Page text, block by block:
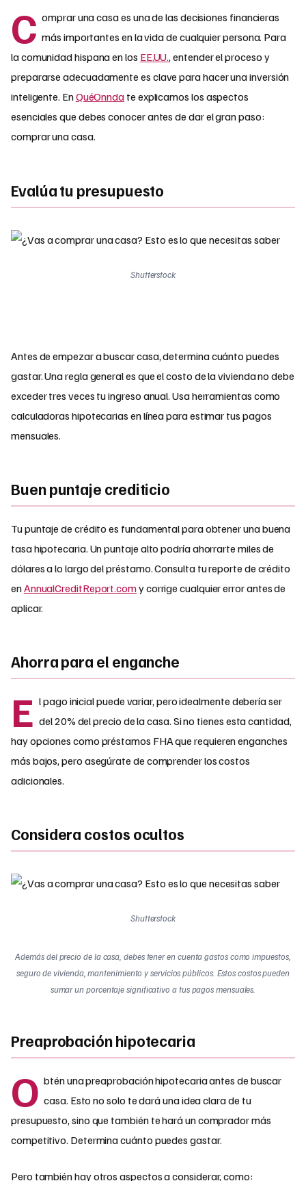
C omprar una casa es una de las decisiones financieras
más importantes en la vida de cualquier persona. Para
la comunidad hispana en los EE.UU., entender el proceso y
prepararse adecuadamente es clave para hacer una inversión
inteligente. EnQuéOnnda te explicamos los aspectos
esenciales que debes conocer antes de dar el gran paso:
comprar una casa.
Evalúa tu presupuesto
Shutterstock
Antes de empezar a buscar casa, determina cuánto puedes
gastar. Una regla general es que el costo de la vivienda no debe
exceder tres veces tu ingreso anual. Usa herramientas como
calculadoras hipotecarias en línea para estimar tus pagos
mensuales.
Buen puntaje crediticio
Tu puntaje de crédito es fundamental para obtener una buena
tasa hipotecaria. Un puntaje alto podría ahorrarte miles de
dólares a lo largo del préstamo. Consulta tu reporte de crédito
enAnnualCreditReport.comy corrige cualquier error antes de
aplicar.
Ahorra para el enganche
E l pago inicial puede variar, pero idealmente debería ser
del 20% del precio de la casa. Si no tienes esta cantidad,
hay opciones como préstamos FHA que requieren enganches
más bajos, pero asegúrate de comprender los costos
adicionales.
Considera costos ocultos
Shutterstock
Además del precio de la casa, debes tener en cuenta gastos como impuestos,
seguro de vivienda, mantenimiento y servicios públicos. Estos costos pueden
sumar un porcentaje significativo a tus pagos mensuales.
Preaprobación hipotecaria
O btén una preaprobación hipotecaria antes de buscar
casa. Esto no solo te dará una idea clara de tu
presupuesto, sino que también te hará un comprador más
competitivo. Determina cuánto puedes gastar.
Pero también hay otros aspectos a considerar, como: